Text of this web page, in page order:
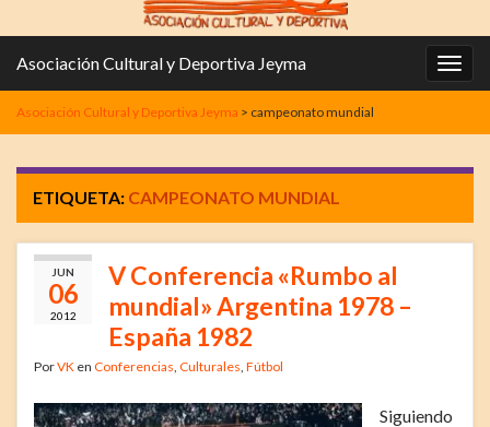
la
Asociación Cultural y Deportiva Jeyma
Asociación Cultural y Deportiva Jeyma > campeonato mundial
ETIQUETA: CAMPEONATO MUNDIAL
JUN
06
2012
V Conferencia «Rumbo al
mundial» Argentina 1978 –
España 1982
PorVK en Conferencias Culturales Fútbol
Siguiendo